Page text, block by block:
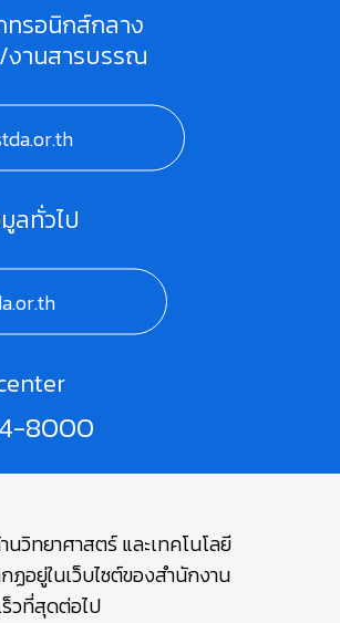
รอนิกส์กลาง
านสารบรรณ
ลทั่วไป
8000
ทยาศาสตร์ และเทคโนโลยี
อยู่ในเว็บไซต์ของสำนักงาน
วที่สุดต่อไป